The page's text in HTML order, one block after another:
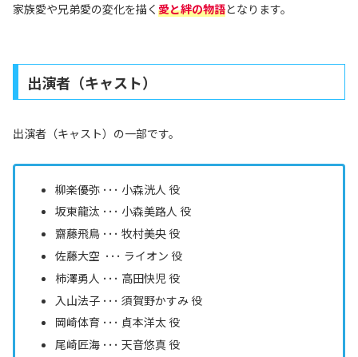
家族愛や兄弟愛の変化を描く 愛と絆の物語となります。
出演者（キャスト）
出演者（キャスト）の一部です。
柳楽優弥 ･･･ 小森洸人 役
坂東龍汰 ･･･ 小森美路人 役
齋藤飛鳥 ･･･ 牧村美央 役
佐藤大空 ･･･ ライオン 役
柿澤勇人 ･･･ 高田快児 役
入山法子 ･･･ 須賀野かすみ 役
岡崎体育 ･･･ 貞本洋太 役
尾崎匠海 ･･･ 天音悠真 役